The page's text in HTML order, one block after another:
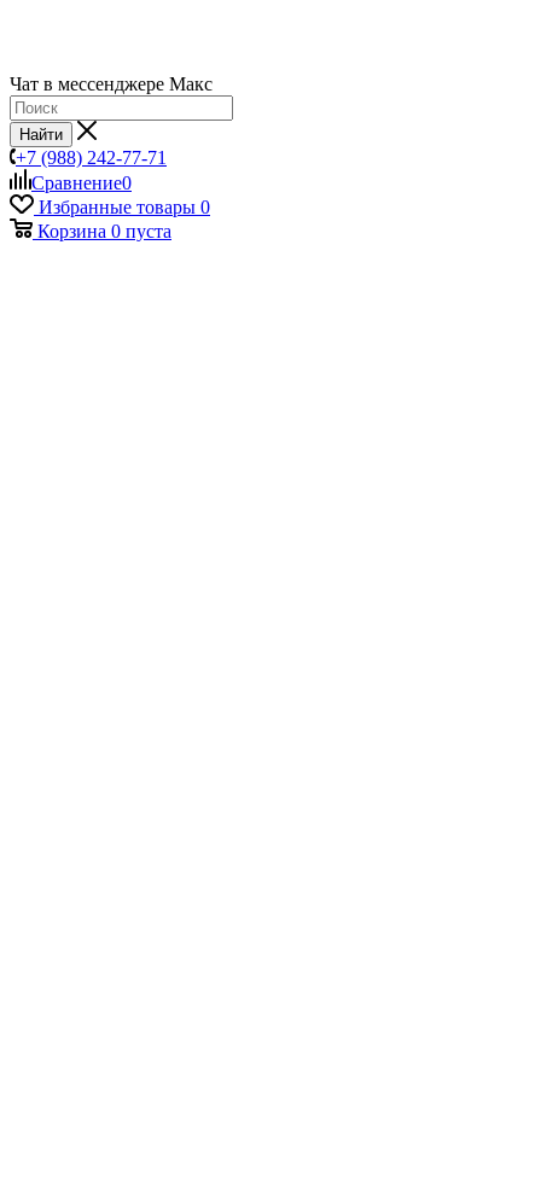
Чат в мессенджере Макс
Найти
+7 (988) 242-77-71
Сравнение0
Избранные товары 0
Корзина 0 пуста